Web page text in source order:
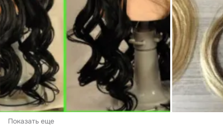
Показать еще